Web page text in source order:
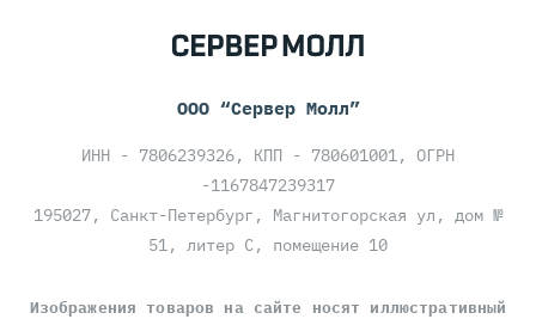
ООО “Сервер Молл”
ИНН - 7806239326, КПП - 780601001, ОГРН
-1167847239317
195027, Санкт-Петербург, Магнитогорская ул, дом №
51, литер С, помещение 10
Изображения товаров на сайте носят иллюстративный